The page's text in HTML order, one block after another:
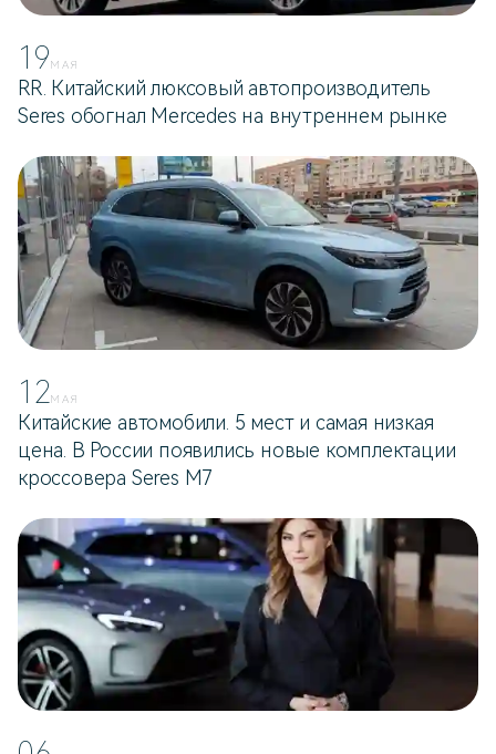
19 МАЯ
RR. Китайский люксовый автопроизводитель
Seres обогнал Mercedes на внутреннем рынке
12МАЯ
Китайские автомобили. 5 мест и самая низкая
цена. В России появились новые комплектации
кроссовера Seres M7